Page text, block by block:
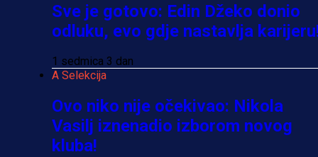
Sve je gotovo: Edin Džeko donio
odluku, evo gdje nastavlja
1 sedmica 3 dan
A Selekcija
Ovo niko nije očekivao: Nikola
Vasilj iznenadio izborom novog
kluba!